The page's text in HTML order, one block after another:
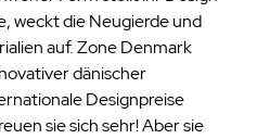
weckt die Neugierde und
auf. Zone Denmark
dänischer
Designpreise
sie sich sehr! Aber sie